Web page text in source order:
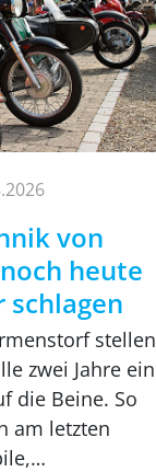
von
heute
schlagen
stellen
zwei Jahre ein
die Beine. So
am letzten